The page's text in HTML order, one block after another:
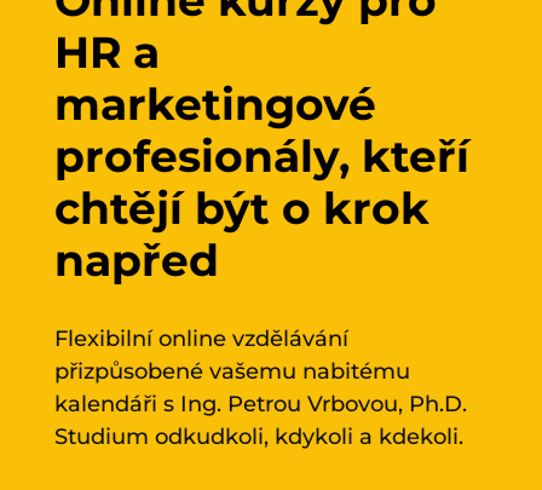
HR a
marketingové
profesionály, kteří
chtějí být o krok
napřed
Flexibilní online vzdělávání
přizpůsobené vašemu nabitému
kalendáři s Ing. Petrou Vrbovou, Ph.D.
Studium odkudkoli, kdykoli a kdekoli.